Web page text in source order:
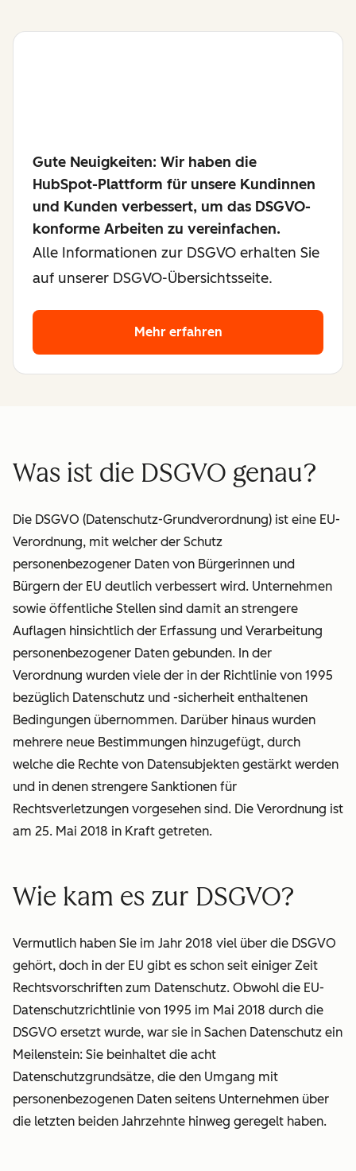
Gute Neuigkeiten: Wir haben die
HubSpot-Plattform für unsere Kundinnen
und Kunden verbessert, um das DSGVO-
konforme Arbeiten zu vereinfachen.
Alle Informationen zur DSGVO erhalten Sie
auf unserer DSGVO-Übersichtsseite.
Mehr erfahren
Was ist die DSGVO genau?
Die DSGVO (Datenschutz-Grundverordnung) ist eine EU-
Verordnung, mit welcher der Schutz
personenbezogener Daten von Bürgerinnen und
Bürgern der EU deutlich verbessert wird. Unternehmen
sowie öffentliche Stellen sind damit an strengere
Auflagen hinsichtlich der Erfassung und Verarbeitung
personenbezogener Daten gebunden. In der
Verordnung wurden viele der in der Richtlinie von 1995
bezüglich Datenschutz und -sicherheit enthaltenen
Bedingungen übernommen. Darüber hinaus wurden
mehrere neue Bestimmungen hinzugefügt, durch
welche die Rechte von Datensubjekten gestärkt werden
und in denen strengere Sanktionen für
Rechtsverletzungen vorgesehen sind. Die Verordnung ist
am 25. Mai 2018 in Kraft getreten.
Wie kam es zur DSGVO?
Vermutlich haben Sie im Jahr 2018 viel über die DSGVO
gehört, doch in der EU gibt es schon seit einiger Zeit
Rechtsvorschriften zum Datenschutz. Obwohl die EU-
Datenschutzrichtlinie von 1995 im Mai 2018 durch die
DSGVO ersetzt wurde, war sie in Sachen Datenschutz ein
Meilenstein: Sie beinhaltet die acht
Datenschutzgrundsätze, die den Umgang mit
personenbezogenen Daten seitens Unternehmen über
die letzten beiden Jahrzehnte hinweg geregelt haben.